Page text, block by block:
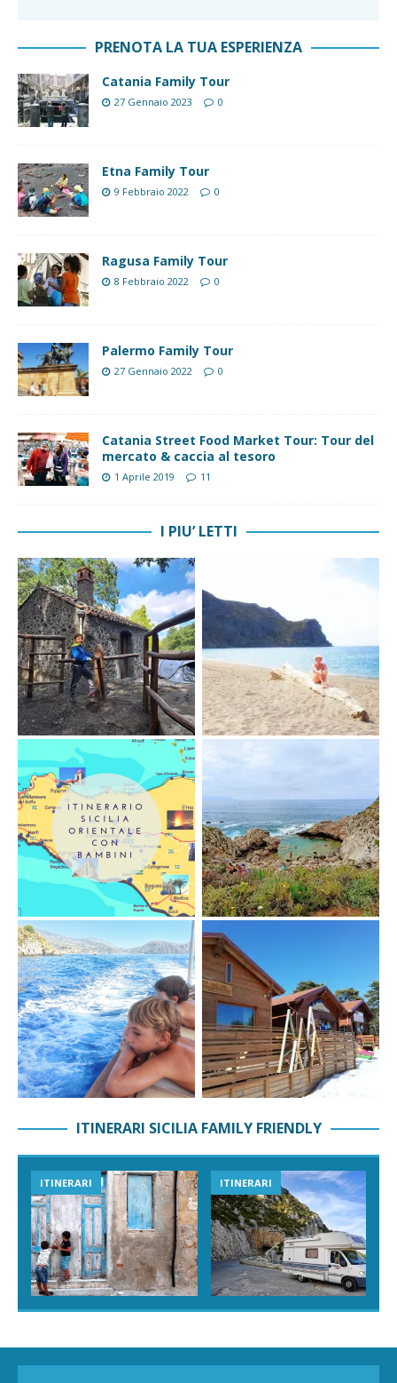
PRENOTA LA TUA ESPERIENZA
Catania Family Tour
27 Gennaio 2023 0
Etna Family Tour
9 Febbraio 2022 0
Ragusa Family Tour
8 Febbraio 2022 0
Palermo Family Tour
27 Gennaio 2022 0
Catania Street Food Market Tour: Tour del
mercato & caccia al tesoro
1 Aprile 2019 11
I PIU’ LETTI
ITINERARI SICILIA FAMILY FRIENDLY
ITINERARI ITINERARI